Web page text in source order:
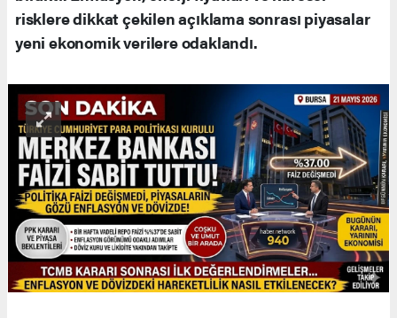
risklere dikkat çekilen açıklama sonrası piyasalar
yeni ekonomik verilere odaklandı.